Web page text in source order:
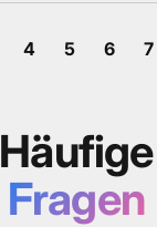
4 5 6 7
Häufige
Fragen